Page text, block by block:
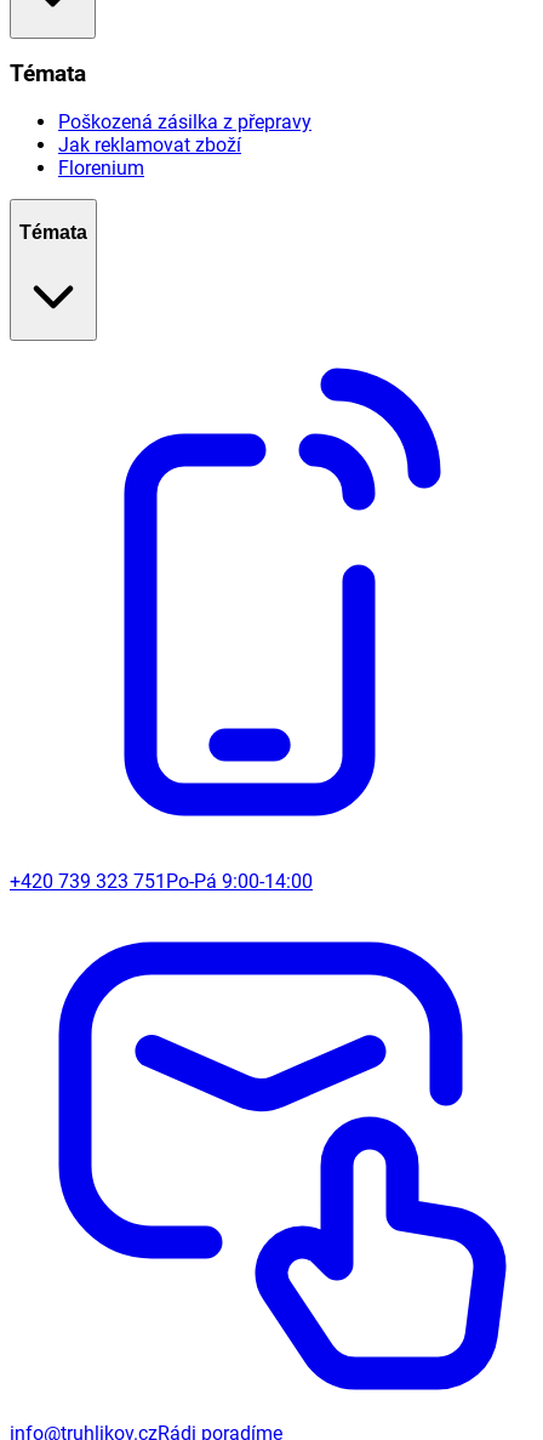
Témata
Poškozená zásilka z přepravy
Jak reklamovat zboží
Florenium
Témata
+420 739 323 751 Po-Pá 9:00-14:00
info@truhlikov.czRádi poradíme